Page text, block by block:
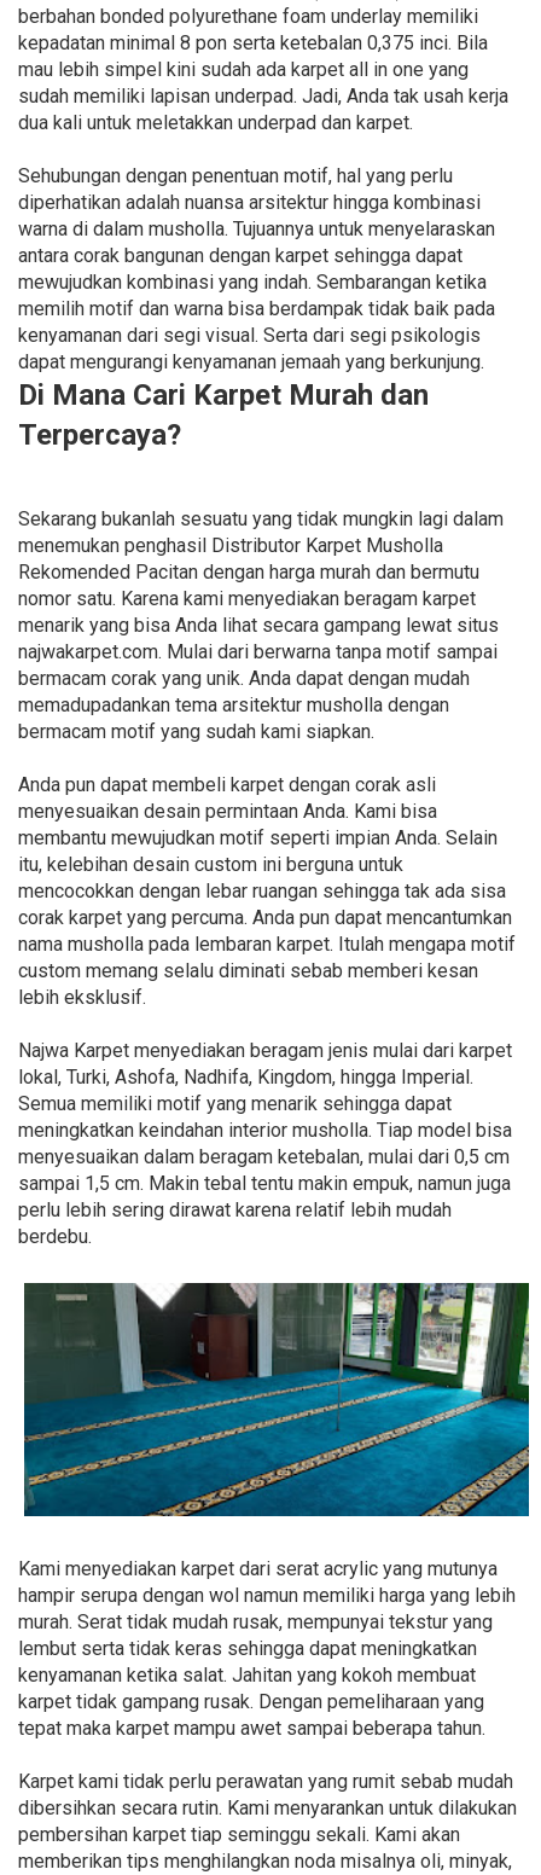
berbahan bonded polyurethane foam underlay memiliki
kepadatan minimal 8 pon serta ketebalan 0,375 inci. Bila
mau lebih simpel kini sudah ada karpet all in one yang
sudah memiliki lapisan underpad. Jadi, Anda tak usah kerja
dua kali untuk meletakkan underpad dan karpet.
Sehubungan dengan penentuan motif, hal yang perlu
diperhatikan adalah nuansa arsitektur hingga kombinasi
warna di dalam musholla. Tujuannya untuk menyelaraskan
antara corak bangunan dengan karpet sehingga dapat
mewujudkan kombinasi yang indah. Sembarangan ketika
memilih motif dan warna bisa berdampak tidak baik pada
kenyamanan dari segi visual. Serta dari segi psikologis
dapat mengurangi kenyamanan jemaah yang berkunjung.
Di Mana Cari Karpet Murah dan
Terpercaya?
Sekarang bukanlah sesuatu yang tidak mungkin lagi dalam
menemukan penghasil Distributor Karpet Musholla
Rekomended Pacitan dengan harga murah dan bermutu
nomor satu. Karena kami menyediakan beragam karpet
menarik yang bisa Anda lihat secara gampang lewat situs
najwakarpet.com. Mulai dari berwarna tanpa motif sampai
bermacam corak yang unik. Anda dapat dengan mudah
memadupadankan tema arsitektur musholla dengan
bermacam motif yang sudah kami siapkan.
Anda pun dapat membeli karpet dengan corak asli
menyesuaikan desain permintaan Anda. Kami bisa
membantu mewujudkan motif seperti impian Anda. Selain
itu, kelebihan desain custom ini berguna untuk
mencocokkan dengan lebar ruangan sehingga tak ada sisa
corak karpet yang percuma. Anda pun dapat mencantumkan
nama musholla pada lembaran karpet. Itulah mengapa motif
custom memang selalu diminati sebab memberi kesan
lebih eksklusif.
Najwa Karpet menyediakan beragam jenis mulai dari karpet
lokal, Turki, Ashofa, Nadhifa, Kingdom, hingga Imperial.
Semua memiliki motif yang menarik sehingga dapat
meningkatkan keindahan interior musholla. Tiap model bisa
menyesuaikan dalam beragam ketebalan, mulai dari 0,5 cm
sampai 1,5 cm. Makin tebal tentu makin empuk, namun juga
perlu lebih sering dirawat karena relatif lebih mudah
berdebu.
Kami menyediakan karpet dari serat acrylic yang mutunya
hampir serupa dengan wol namun memiliki harga yang lebih
murah. Serat tidak mudah rusak, mempunyai tekstur yang
lembut serta tidak keras sehingga dapat meningkatkan
kenyamanan ketika salat. Jahitan yang kokoh membuat
karpet tidak gampang rusak. Dengan pemeliharaan yang
tepat maka karpet mampu awet sampai beberapa tahun.
Karpet kami tidak perlu perawatan yang rumit sebab mudah
dibersihkan secara rutin. Kami menyarankan untuk dilakukan
pembersihan karpet tiap seminggu sekali. Kami akan
memberikan tips menghilangkan noda misalnya oli, minyak,